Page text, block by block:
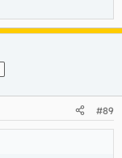
#89